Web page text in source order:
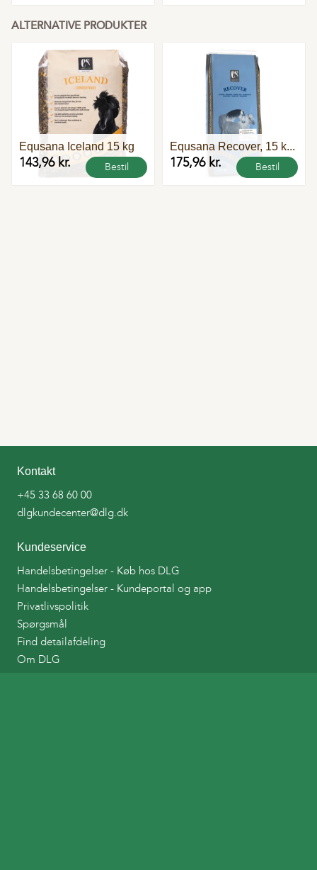
ALTERNATIVE PRODUKTER
Bestil
Equsana Iceland 15 kg
143,96 kr. Bestil
Equsana Recover, 15 k...
175,96 kr.
Kontakt
+45 33 68 60 00
dlgkundecenter@dlg.dk
Kundeservice
Handelsbetingelser - Køb hos DLG
Handelsbetingelser - Kundeportal og app
Privatlivspolitik
Spørgsmål
Find detailafdeling
Om DLG